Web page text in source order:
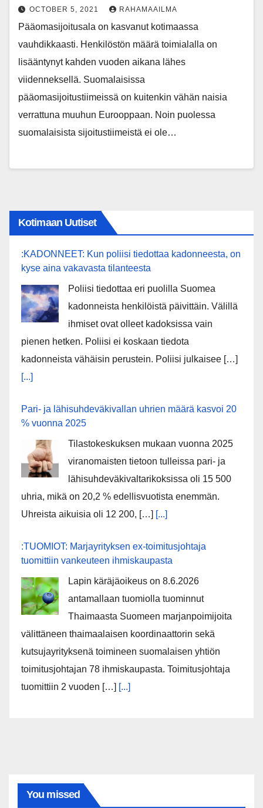
OCTOBER 5, 2021 RAHAMAAILMA
Pääomasijoitusala on kasvanut kotimaassa
vauhdikkaasti. Henkilöstön määrä toimialalla on
lisääntynyt kahden vuoden aikana lähes
viidenneksellä. Suomalaisissa
pääomasijoitustiimeissä on kuitenkin vähän naisia
verrattuna muuhun Eurooppaan. Noin puolessa
suomalaisista sijoitustiimeistä ei ole…
Kotimaan Uutiset
:KADONNEET: Kun poliisi tiedottaa kadonneesta, on
kyse aina vakavasta tilanteesta
Poliisi tiedottaa eri puolilla Suomea
kadonneista henkilöistä päivittäin. Välillä
ihmiset ovat olleet kadoksissa vain
pienen hetken. Poliisi ei koskaan tiedota
kadonneista vähäisin perustein. Poliisi julkaisee […]
[...]
Pari- ja lähisuhdeväkivallan uhrien määrä kasvoi 20
% vuonna 2025
Tilastokeskuksen mukaan vuonna 2025
viranomaisten tietoon tulleissa pari- ja
lähisuhdeväkivaltarikoksissa oli 15 500
uhria, mikä on 20,2 % edellisvuotista enemmän.
Uhreista aikuisia oli 12 200, […] [...]
:TUOMIOT: Marjayrityksen ex-toimitusjohtaja
tuomittiin vankeuteen ihmiskaupasta
Lapin käräjäoikeus on 8.6.2026
antamallaan tuomiolla tuominnut
Thaimaasta Suomeen marjanpoimijoita
välittäneen thaimaalaisen koordinaattorin sekä
kutsujayrityksenä toimineen suomalaisen yhtiön
toimitusjohtajan 78 ihmiskaupasta. Toimitusjohtaja
tuomittiin 2 vuoden […] [...]
You missed